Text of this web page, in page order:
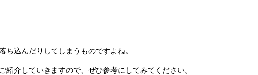
込んだりしてしまうものですよね。
介していきますので、ぜひ参考にしてみてください。